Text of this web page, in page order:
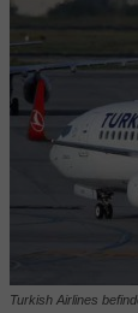
Turkish Airlines